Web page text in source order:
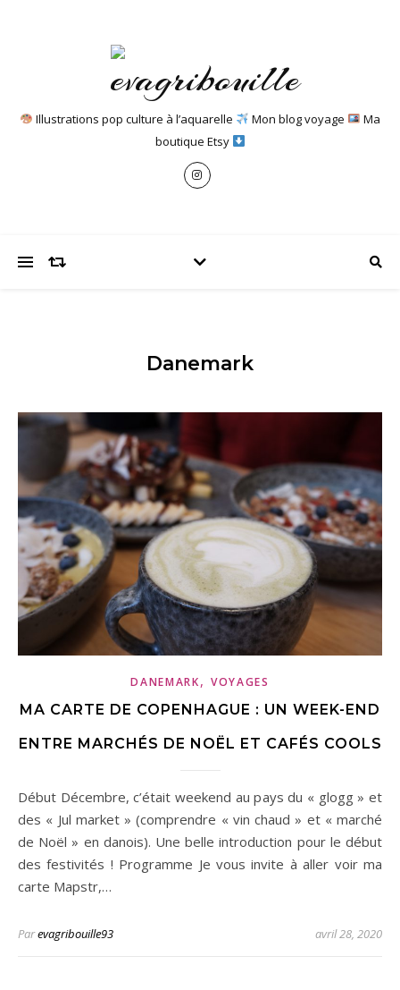
Illustrations pop culture à l’aquarelle Mon blog voyage
Ma
boutique Etsy
Danemark
DANEMARK, VOYAGES
MA CARTE DE COPENHAGUE : UN WEEK-END
ENTRE MARCHÉS DE NOËL ET CAFÉS COOLS
Début Décembre, c’était weekend au pays du « glogg » et
des « Jul market » (comprendre « vin chaud » et « marché
de Noël » en danois). Une belle introduction pour le début
des festivités ! Programme Je vous invite à aller voir ma
carte Mapstr,…
Parevagribouille93 avril 28, 2020